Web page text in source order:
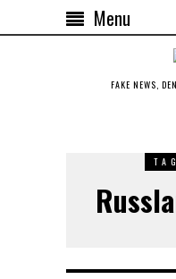
Menu
FAKE NEWS,